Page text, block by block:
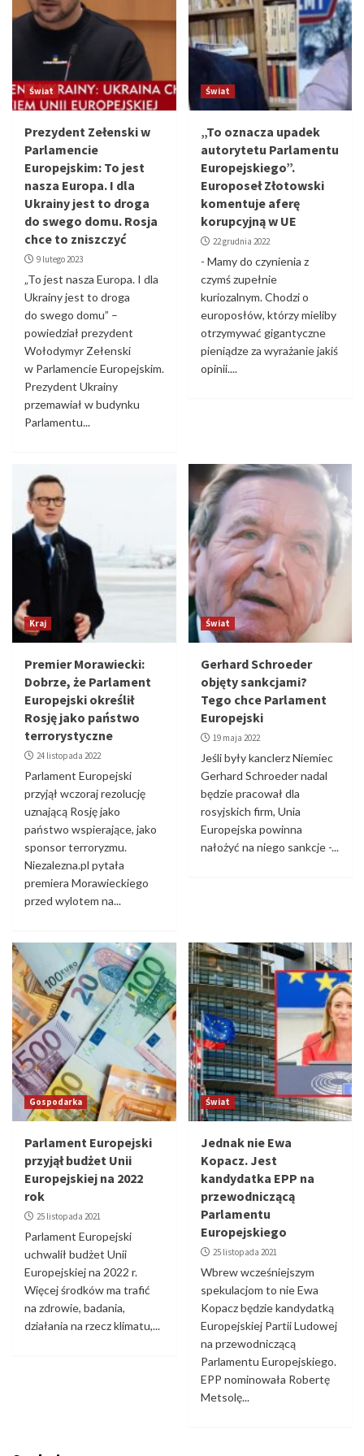
Świat
Prezydent Zełenski w
Parlamencie
Europejskim: To jest
nasza Europa. I dla
Ukrainy jest to droga
do swego domu. Rosja
chce to zniszczyć
9 lutego 2023
„To jest nasza Europa. I dla
Ukrainy jest to droga
do swego domu” –
powiedział prezydent
Wołodymyr Zełenski
w Parlamencie Europejskim.
Prezydent Ukrainy
przemawiał w budynku
Parlamentu...
Świat
„To oznacza upadek
autorytetu Parlamentu
Europejskiego”.
Europoseł Złotowski
komentuje aferę
korupcyjną w UE
22 grudnia 2022
- Mamy do czynienia z
czymś zupełnie
kuriozalnym. Chodzi o
europosłów, którzy mieliby
otrzymywać gigantyczne
pieniądze za wyrażanie jakiś
opinii....
Kraj
Premier Morawiecki:
Dobrze, że Parlament
Europejski określił
Rosję jako państwo
terrorystyczne
24 listopada 2022
Parlament Europejski
przyjął wczoraj rezolucję
uznającą Rosję jako
państwo wspierające, jako
sponsor terroryzmu.
Niezalezna.pl pytała
premiera Morawieckiego
przed wylotem na...
Świat
Gerhard Schroeder
objęty sankcjami?
Tego chce Parlament
Europejski
19 maja 2022
Jeśli były kanclerz Niemiec
Gerhard Schroeder nadal
będzie pracował dla
rosyjskich firm, Unia
Europejska powinna
nałożyć na niego sankcje -...
Gospodarka
Parlament Europejski
przyjął budżet Unii
Europejskiej na 2022
rok
25 listopada 2021
Parlament Europejski
uchwalił budżet Unii
Europejskiej na 2022 r.
Więcej środków ma trafić
na zdrowie, badania,
działania na rzecz klimatu,...
Świat
Jednak nie Ewa
Kopacz. Jest
kandydatka EPP na
przewodniczącą
Parlamentu
Europejskiego
25 listopada 2021
Wbrew wcześniejszym
spekulacjom to nie Ewa
Kopacz będzie kandydatką
Europejskiej Partii Ludowej
na przewodniczącą
Parlamentu Europejskiego.
EPP nominowała Robertę
Metsolę...